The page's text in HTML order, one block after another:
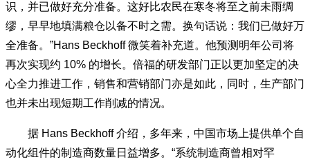
识，并已做好充分准备。这好比农民在寒冬将至之前未雨绸
缪，早早地填满粮仓以备不时之需。换句话说：我们已做好万
全准备。”Hans Beckhoff 微笑着补充道。他预测明年公司将
再次实现约 10% 的增长。倍福的研发部门正以更加坚定的决
心全力推进工作，销售和营销部门亦是如此，同时，生产部门
也并未出现短期工作削减的情况。
据 Hans Beckhoff 介绍，多年来，中国市场上提供单个自
动化组件的制造商数量日益增多。“系统制造商曾相对罕